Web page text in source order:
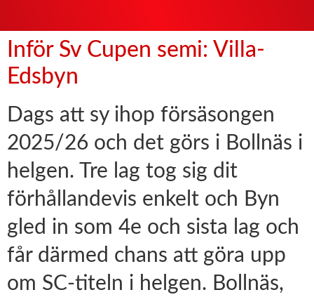
Inför Sv Cupen semi: Villa-
Edsbyn
Dags att sy ihop försäsongen
2025/26 och det görs i Bollnäs i
helgen. Tre lag tog sig dit
förhållandevis enkelt och Byn
gled in som 4e och sista lag och
får därmed chans att göra upp
om SC-titeln i helgen. Bollnäs,